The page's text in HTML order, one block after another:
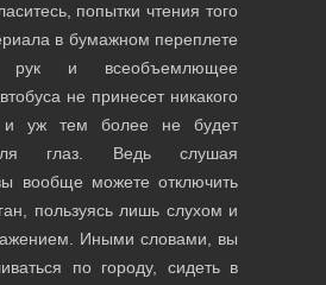
попытки чтения того
в бумажном переплете
рук и всеобъемлющее
не принесет никакого
и уж тем более не будет
глаз. Ведь слушая
вообще можете отключить
пользуясь лишь слухом и
Иными словами, вы
по городу, сидеть в